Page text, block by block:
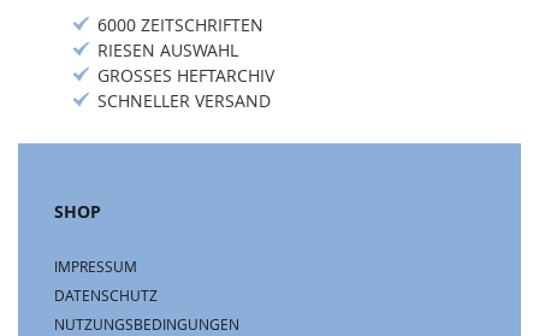
6000 ZEITSCHRIFTEN
RIESEN AUSWAHL
GROSSES HEFTARCHIV
SCHNELLER VERSAND
SHOP
IMPRESSUM
DATENSCHUTZ
NUTZUNGSBEDINGUNGEN